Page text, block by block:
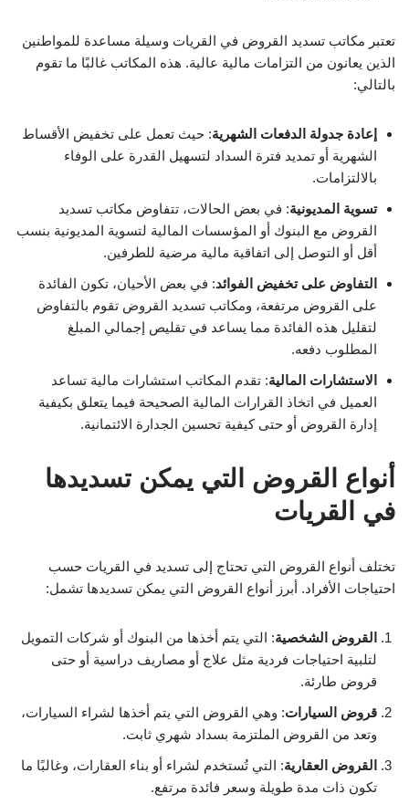
تعتبر مكاتب تسديد القروض في القريات وسيلة مساعدة للمواطنين
الذين يعانون من التزامات مالية عالية. هذه المكاتب غالبًا ما تقوم
بالتالي:
إعادة جدولة الدفعات الشهرية: حيث تعمل على تخفيض الأقساط
الشهرية أو تمديد فترة السداد لتسهيل القدرة على الوفاء
بالالتزامات.
تسوية المديونية: في بعض الحالات، تتفاوض مكاتب تسديد
القروض مع البنوك أو المؤسسات المالية لتسوية المديونية بنسب
أقل أو التوصل إلى اتفاقية مالية مرضية للطرفين.
التفاوض على تخفيض الفوائد: في بعض الأحيان، تكون الفائدة
على القروض مرتفعة، ومكاتب تسديد القروض تقوم بالتفاوض
لتقليل هذه الفائدة مما يساعد في تقليص إجمالي المبلغ
المطلوب دفعه.
الاستشارات المالية: تقدم المكاتب استشارات مالية تساعد
العميل في اتخاذ القرارات المالية الصحيحة فيما يتعلق بكيفية
إدارة القروض أو حتى كيفية تحسين الجدارة الائتمانية.
أنواع القروض التي يمكن تسديدها
في القريات
تختلف أنواع القروض التي تحتاج إلى تسديد في القريات حسب
احتياجات الأفراد. أبرز أنواع القروض التي يمكن تسديدها تشمل:
القروض الشخصية: التي يتم أخذها من البنوك أو شركات التمويل
لتلبية احتياجات فردية مثل علاج أو مصاريف دراسية أو حتى
قروض طارئة.
قروض السيارات: وهي القروض التي يتم أخذها لشراء السيارات،
وتعد من القروض الملتزمة بسداد شهري ثابت.
القروض العقارية: التي تُستخدم لشراء أو بناء العقارات، وغالبًا ما
تكون ذات مدة طويلة وسعر فائدة مرتفع.